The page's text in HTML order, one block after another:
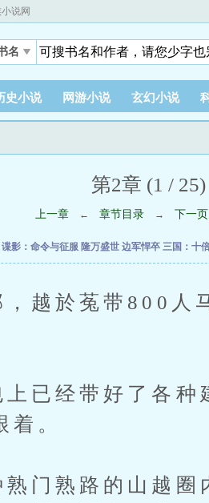
说网
名
史小说 网游小说 玄幻小说
第2章 (1 / 25)
上一章 ← 章节目录 → 下一页
谍影：命令与征服 隆万盛世 边军悍卒 三国：十
於菟带800人马
经带好了各种建
。
熟路的山越圈内